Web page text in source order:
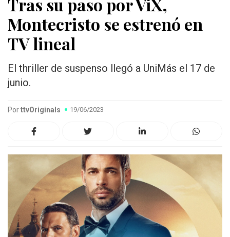
Montecristo se estrenó en
TV lineal
El thriller de suspenso llegó a UniMás el 17 de
junio.
PorttvOriginals 19/06/2023